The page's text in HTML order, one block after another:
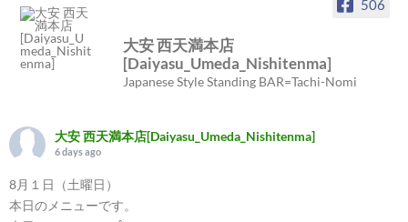
506
大安 西天満本店
[Daiyasu_Umeda_Nishitenma]
Japanese Style Standing BAR=Tachi-Nomi
大安 西天満本店[Daiyasu_Umeda_Nishitenma]
6 days ago
8月１日（土曜日）
本日のメニューです。